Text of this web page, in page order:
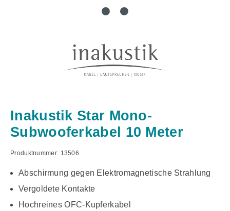
Inakustik Star Mono-
Subwooferkabel 10 Meter
Produktnummer: 13506
Abschirmung gegen Elektromagnetische Strahlung
Vergoldete Kontakte
Hochreines OFC-Kupferkabel